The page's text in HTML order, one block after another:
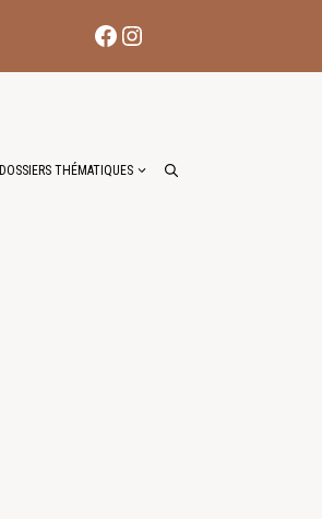
Facebook
Instagram
DOSSIERS THÉMATIQUES